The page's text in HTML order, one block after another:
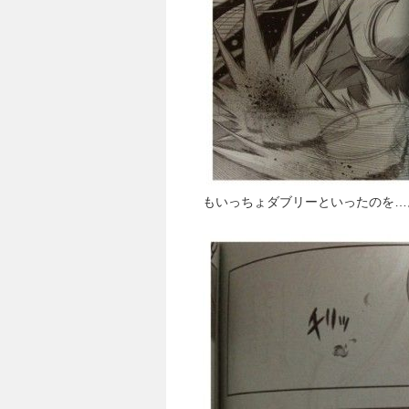
もいっちょダブリーといったのを